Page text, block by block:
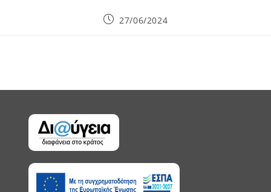
Post27/06/2024